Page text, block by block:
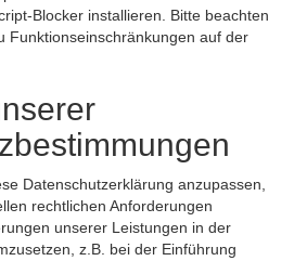
Blocker installieren. Bitte beachten
Funktionseinschränkungen auf der
Datenschutzerklärung anzupassen,
rechtlichen Anforderungen
unserer Leistungen in der
z.B. bei der Einführung